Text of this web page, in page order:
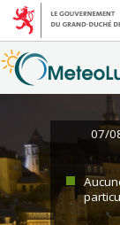
07/